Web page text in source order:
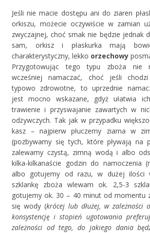
Jeśli nie macie dostępu ani do ziaren
orkiszu, możecie oczywiście w zamian
zwyczajnej, choć smak nie będzie jednak
sam, orkisz i płaskurka mają
charakterystyczny, lekko orzechowy
Przygotowując tego typu zboża nie
wcześniej namaczać, choć jeśli
typowo zdrowotne, to uprzednie
jest mocno wskazane, gdyż ułatwia
trawienie i przyswajanie zawartych w
odżywczych. Tak jak w przypadku
kasz – najpierw płuczemy ziarna w
(pozbywamy się tych, które pływają na
zalewamy czystą, zimną wodą i albo
kilka-kilkanaście godzin do namoczenia
albo gotujemy od razu, w dużej ilości
szklankę zboża wlewam ok. 2,5-3
gotujemy ok. 30 – 40 minut od momentu
się wody (krócej lub dłużej, w zależności
konsystencję i stopień ugotowania
zależności od tego, do jakiego dania